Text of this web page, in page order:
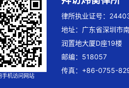
手机访问网站
律所执业证号：
地址：广东省深圳市
润置地大厦D座19楼
邮编：518057
传真：+86-0755-